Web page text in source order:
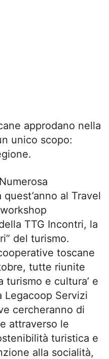
approdano nella
unico scopo:
Numerosa
al Travel
TTG Incontri, la
del turismo.
toscane
tutte riunite
turismo e cultura’ e
Legacoop Servizi
cercheranno di
attraverso le
turistica e
alla socialità,